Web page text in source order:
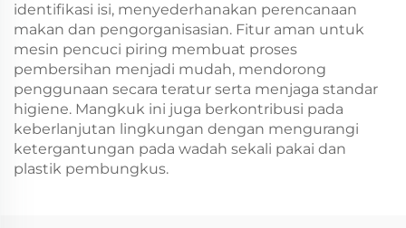
identifikasi isi, menyederhanakan perencanaan
makan dan pengorganisasian. Fitur aman untuk
mesin pencuci piring membuat proses
pembersihan menjadi mudah, mendorong
penggunaan secara teratur serta menjaga standar
higiene. Mangkuk ini juga berkontribusi pada
keberlanjutan lingkungan dengan mengurangi
ketergantungan pada wadah sekali pakai dan
plastik pembungkus.